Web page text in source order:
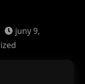
juny 9,